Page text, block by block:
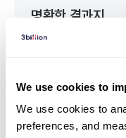
We use cookies to
We use cookies to
preferences, and
명확한 결과지
임상유전학팀과
궁금한 점을 임상유전학